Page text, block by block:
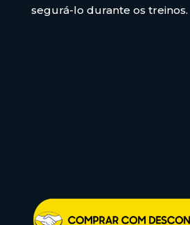
segurá-lo durante os treinos.